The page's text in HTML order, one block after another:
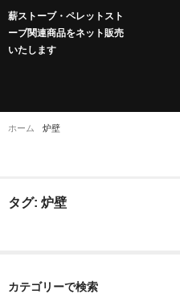
薪ストーブ・ペレットスト
ーブ関連商品をネット販売
いたします
ホーム 炉壁
タグ: 炉壁
カテゴリーで検索